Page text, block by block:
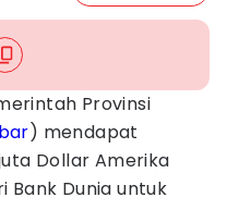
Provinsi
) mendapat
Dollar Amerika
Bank Dunia untuk